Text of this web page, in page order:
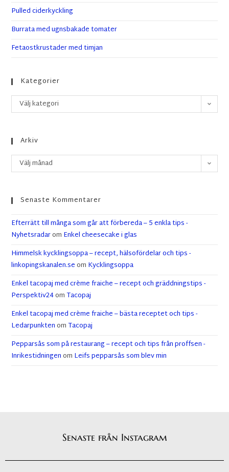
Pulled ciderkyckling
Burrata med ugnsbakade tomater
Fetaostkrustader med timjan
Kategorier
Välj kategori
Arkiv
Välj månad
Senaste Kommentarer
Efterrätt till många som går att förbereda – 5 enkla tips -
Nyhetsradarom Enkel cheesecake i glas
Himmelsk kycklingsoppa – recept, hälsofördelar och tips -
linkopingskanalen.seom Kycklingsoppa
Enkel tacopaj med crème fraiche – recept och gräddningstips -
Perspektiv24omTacopaj
Enkel tacopaj med crème fraiche – bästa receptet och tips -
LedarpunktenomTacopaj
Pepparsås som på restaurang – recept och tips från proffsen -
Inrikestidningenom Leifs pepparsås som blev min
Senaste från Instagram